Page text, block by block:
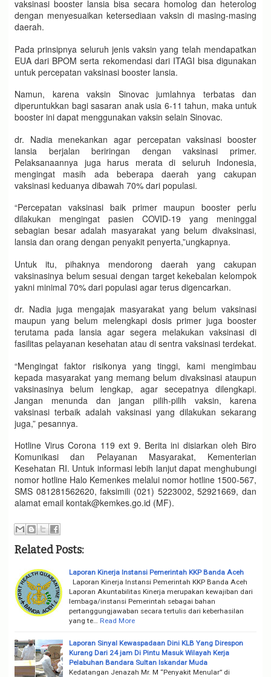
vaksinasi booster lansia bisa secara homolog dan heterolog
dengan menyesuaikan ketersediaan vaksin di masing-masing
daerah.
Pada prinsipnya seluruh jenis vaksin yang telah mendapatkan
EUA dari BPOM serta rekomendasi dari ITAGI bisa digunakan
untuk percepatan vaksinasi booster lansia.
Namun, karena vaksin Sinovac jumlahnya terbatas dan
diperuntukkan bagi sasaran anak usia 6-11 tahun, maka untuk
booster ini dapat menggunakan vaksin selain Sinovac.
dr. Nadia menekankan agar percepatan vaksinasi booster
lansia berjalan beriringan dengan vaksinasi primer.
Pelaksanaannya juga harus merata di seluruh Indonesia,
mengingat masih ada beberapa daerah yang cakupan
vaksinasi keduanya dibawah 70% dari populasi.
“Percepatan vaksinasi baik primer maupun booster perlu
dilakukan mengingat pasien COVID-19 yang meninggal
sebagian besar adalah masyarakat yang belum divaksinasi,
lansia dan orang dengan penyakit penyerta,”ungkapnya.
Untuk itu, pihaknya mendorong daerah yang cakupan
vaksinasinya belum sesuai dengan target kekebalan kelompok
yakni minimal 70% dari populasi agar terus digencarkan.
dr. Nadia juga mengajak masyarakat yang belum vaksinasi
maupun yang belum melengkapi dosis primer juga booster
terutama pada lansia agar segera melakukan vaksinasi di
fasilitas pelayanan kesehatan atau di sentra vaksinasi terdekat.
“Mengingat faktor risikonya yang tinggi, kami mengimbau
kepada masyarakat yang memang belum divaksinasi ataupun
vaksinasinya belum lengkap, agar secepatnya dilengkapi.
Jangan menunda dan jangan pilih-pilih vaksin, karena
vaksinasi terbaik adalah vaksinasi yang dilakukan sekarang
juga,” pesannya.
Hotline Virus Corona 119 ext 9. Berita ini disiarkan oleh Biro
Komunikasi dan Pelayanan Masyarakat, Kementerian
Kesehatan RI. Untuk informasi lebih lanjut dapat menghubungi
nomor hotline Halo Kemenkes melalui nomor hotline 1500-567,
SMS 081281562620, faksimili (021) 5223002, 52921669, dan
alamat email kontak@kemkes.go.id (MF).
Related Posts:
Laporan Kinerja Instansi Pemerintah KKP Banda Aceh
Laporan Kinerja Instansi Pemerintah KKP Banda Aceh
Laporan Akuntabilitas Kinerja merupakan kewajiban dari
lembaga/instansi Pemerintah sebagai bahan
pertanggungjawaban secara tertulis dari keberhasilan
yang te… Read More
Laporan Sinyal Kewaspadaan Dini KLB Yang Direspon
Kurang Dari 24 jam Di Pintu Masuk Wilayah Kerja
Pelabuhan Bandara Sultan Iskandar Muda
Kedatangan Jenazah Mr. M “Penyakit Menular” di